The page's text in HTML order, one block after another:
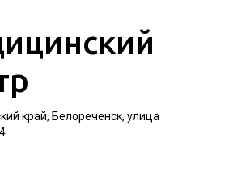
край, Белореченск, улица